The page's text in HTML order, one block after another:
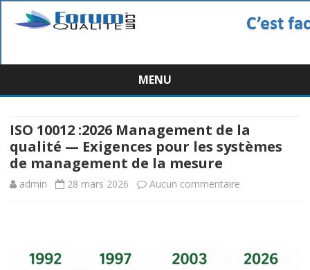
MENU
Skip
ISO 10012 :2026 Management de la
qualité — Exigences pour les systèmes
de management de la mesure
admin 28 mars 2026 Aucun commentaire
:2026